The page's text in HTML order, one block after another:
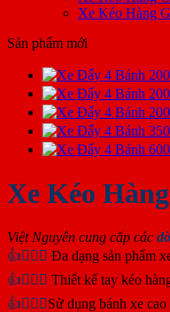
Xe Kéo Hàng
Sản phẩm mới
Xe Kéo
Việt Nguyên cung cấp các
👍👉🏻✅ Đa dạng sản phẩm
👍👉🏻✅ Thiết kế tay kéo
👍👉🏻✅Sử dụng bánh xe